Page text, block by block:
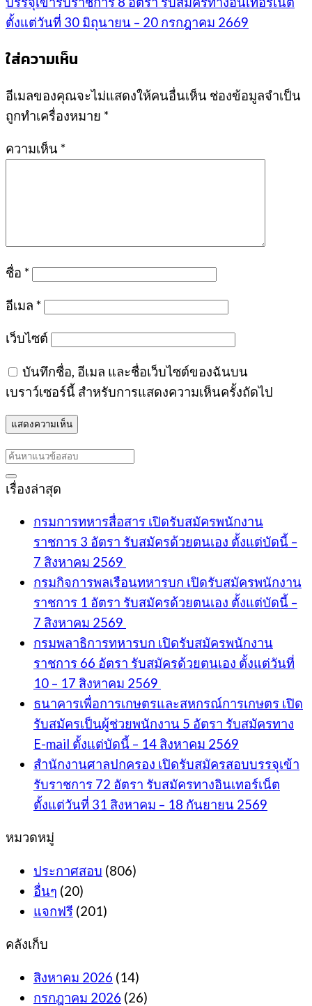
ตั้งแต่วันที่ 30 มิถุนายน – 20 กรกฎาคม 2669
ใส่ความเห็น
อีเมลของคุณจะไม่แสดงให้คนอื่นเห็น ช่องข้อมูลจำเป็น
ถูกทำเครื่องหมาย *
ความเห็น *
ชื่อ *
อีเมล *
เว็บไซต์
บันทึกชื่อ, อีเมล และชื่อเว็บไซต์ของฉันบน
เบราว์เซอร์นี้ สำหรับการแสดงความเห็นครั้งถัดไป
เรื่องล่าสุด
กรมการทหารสื่อสาร เปิดรับสมัครพนักงาน
ราชการ 3 อัตรา รับสมัครด้วยตนเอง ตั้งแต่บัดนี้ –
7 สิงหาคม 2569
กรมกิจการพลเรือนทหารบก เปิดรับสมัครพนักงาน
ราชการ 1 อัตรา รับสมัครด้วยตนเอง ตั้งแต่บัดนี้ –
7 สิงหาคม 2569
กรมพลาธิการทหารบก เปิดรับสมัครพนักงาน
ราชการ 66 อัตรา รับสมัครด้วยตนเอง ตั้งแต่วันที่
10 – 17 สิงหาคม 2569
ธนาคารเพื่อการเกษตรและสหกรณ์การเกษตร เปิด
รับสมัครเป็นผู้ช่วยพนักงาน 5 อัตรา รับสมัครทาง
E-mail ตั้งแต่บัดนี้ – 14 สิงหาคม 2569
สำนักงานศาลปกครอง เปิดรับสมัครสอบบรรจุเข้า
รับราชการ 72 อัตรา รับสมัครทางอินเทอร์เน็ต
ตั้งแต่วันที่ 31 สิงหาคม – 18 กันยายน 2569
หมวดหมู่
ประกาศสอบ (806)
อื่นๆ (20)
แจกฟรี (201)
คลังเก็บ
สิงหาคม 2026 (14)
กรกฎาคม 2026 (26)